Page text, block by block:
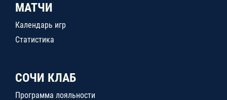
МАТЧИ
Календарь игр
Статистика
СОЧИ КЛАБ
Программа лояльности